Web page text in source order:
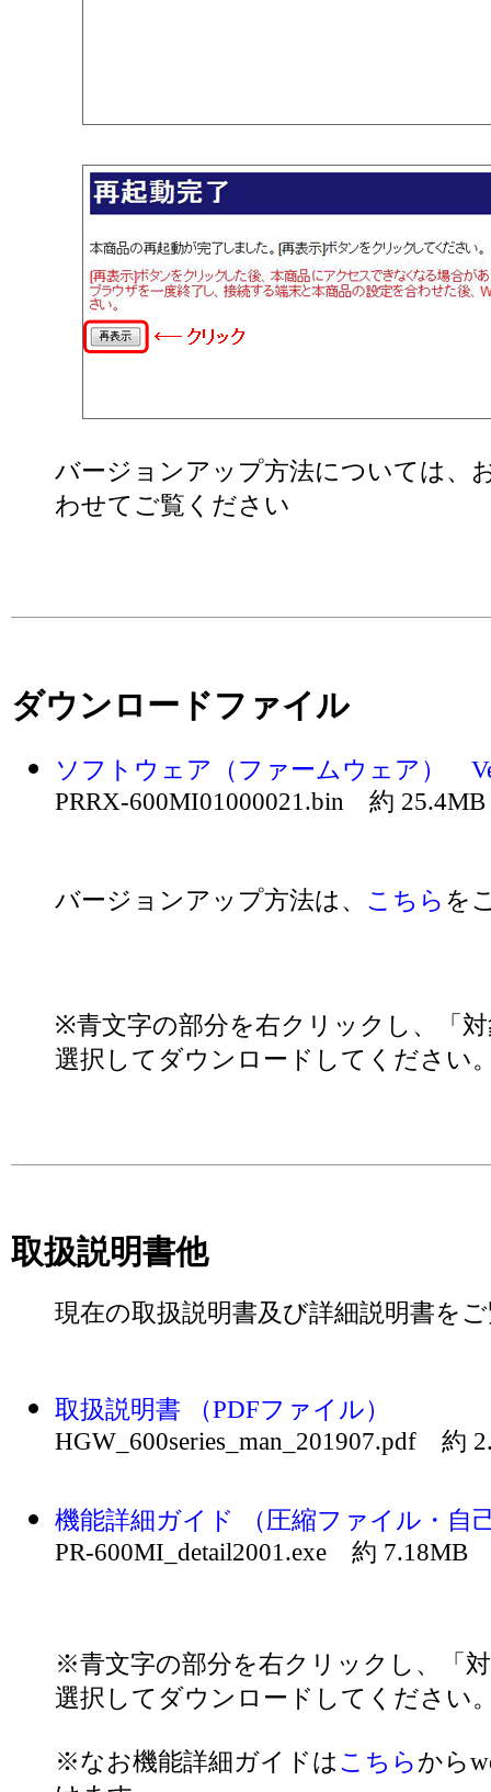
バージョンアップ方法については、
わせてご覧ください
ダウンロードファイル
ソフトウェア（ファームウェア）
PRRX-600MI01000021.bin 約 25.4MB
バージョンアップ方法は、 こちら を
※青文字の部分を右クリックし、「
選択してダウンロードしてください
取扱説明書他
現在の取扱説明書及び詳細説明書を
取扱説明書 （PDFファイル）
HGW_600series_man_201907.pdf 約
機能詳細ガイド （圧縮ファイル・自
PR-600MI_detail2001.exe 約 7.18MB
※青文字の部分を右クリックし、「
選択してダウンロードしてください
※なお機能詳細ガイドはこちらから